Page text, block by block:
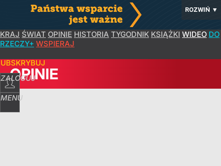
ROZWIŃ ▼
KRAJ ŚWIAT OPINIE HISTORIA TYGODNIK KSIĄŻKI WIDEO DO
RZECZY+ WSPIERAJ
ZALOGUJ
MENU
OPINIE